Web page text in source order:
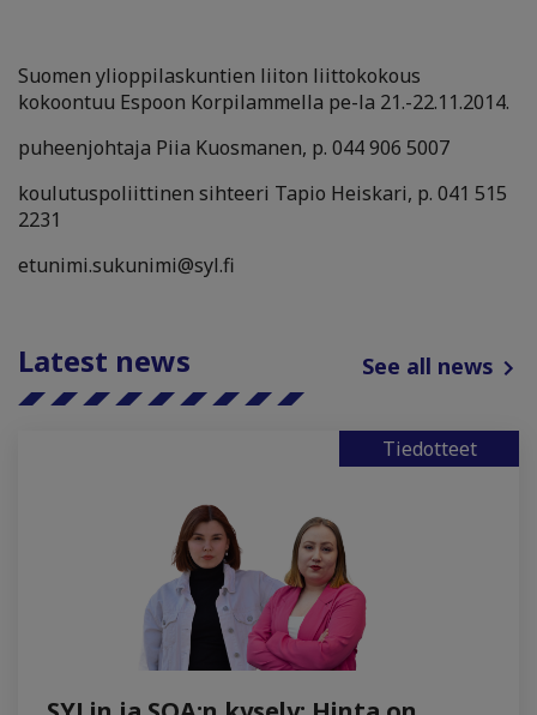
Suomen ylioppilaskuntien liiton liittokokous
kokoontuu Espoon Korpilammella pe-la 21.-22.11.2014.
puheenjohtaja Piia Kuosmanen, p. 044 906 5007
koulutuspoliittinen sihteeri Tapio Heiskari, p. 041 515
2231
etunimi.sukunimi@syl.fi
Latest news See all news
Tiedotteet